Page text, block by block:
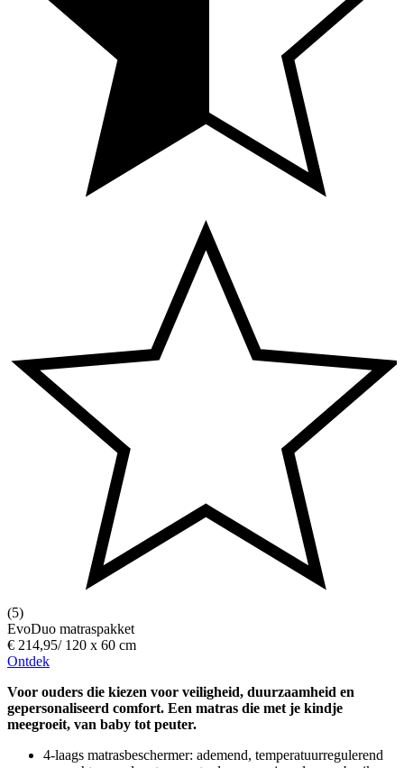
(5)
EvoDuo matraspakket
€ 214,95/ 120 x 60 cm
Ontdek
Voor ouders die kiezen voor veiligheid, duurzaamheid en
gepersonaliseerd comfort. Een matras die met je kindje
meegroeit, van baby tot peuter.
4-laags matrasbeschermer: ademend, temperatuurregulerend